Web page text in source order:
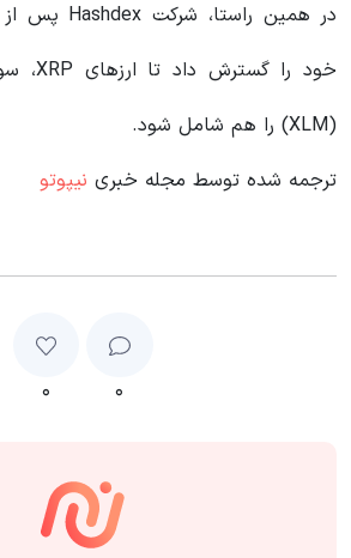
(XLM) را هم شامل شود.
ترجمه شده توسط مجله خبری نیپوتو
۰ ۰